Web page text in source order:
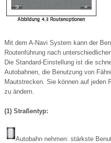
Mit dem A-Navi System kann der
Routenführung nach
Die Standard-Einstellung ist die
Autobahnen, die Benutzung von
Mautstrecken. Sie können auf jeden
zu ändern.
(1) Straßentyp:
Autobahn nehmen: stärkste